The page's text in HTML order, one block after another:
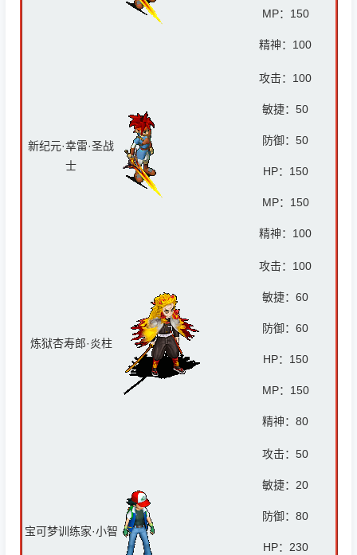
MP： 150
精神： 100
新纪元·幸雷·圣战
士
攻击： 100
敏捷： 50
防御： 50
HP： 150
MP： 150
精神： 100
炼狱杏寿郎·炎柱
攻击： 100
敏捷：60
防御：60
HP： 150
MP： 150
精神：80
宝可梦训练家·小智
攻击： 50
敏捷：20
防御：80
HP： 230